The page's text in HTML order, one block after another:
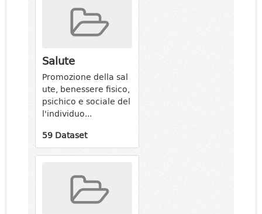
Salute
Promozione della sal
ute, benessere fisico,
psichico e sociale del
l'individuo...
59 Dataset